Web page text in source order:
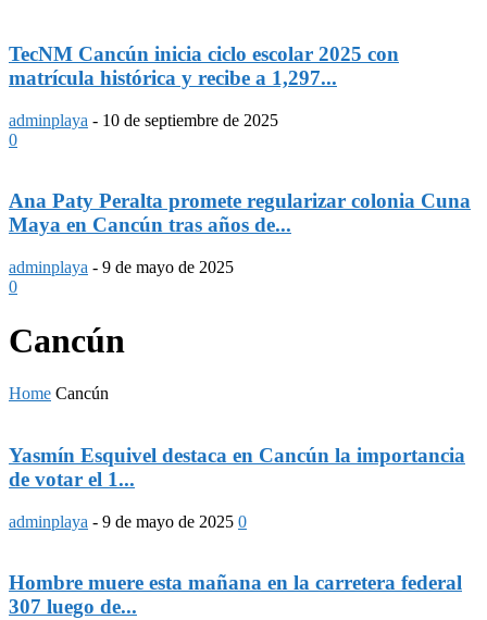
TecNM Cancún inicia ciclo escolar 2025 con
matrícula histórica y recibe a 1,297...
adminplaya - 10 de septiembre de 2025
0
Ana Paty Peralta promete regularizar colonia Cuna
Maya en Cancún tras años de...
adminplaya - 9 de mayo de 2025
0
Cancún
Home Cancún
Yasmín Esquivel destaca en Cancún la importancia
de votar el 1...
adminplaya - 9 de mayo de 2025 0
Hombre muere esta mañana en la carretera federal
307 luego de...